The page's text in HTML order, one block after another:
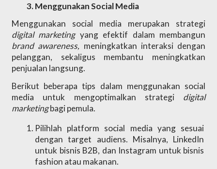
Menggunakan Social Media
digital marketing
brand awareness, meningkatkan interaksi dengan
pelanggan, sekaligus membantu meningkatkan
penjualan langsung.
Berikut beberapa tips dalam menggunakan social
media untuk mengoptimalkan strategi digital
marketing bagi pemula.
Pilihlah platform social media yang sesuai
dengan target audiens. Misalnya, LinkedIn
untuk bisnis B2B, dan Instagram untuk bisnis
fashion atau makanan.